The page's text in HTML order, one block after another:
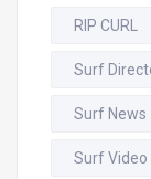
RIP CURL
Surf
Surf News
Surf Video